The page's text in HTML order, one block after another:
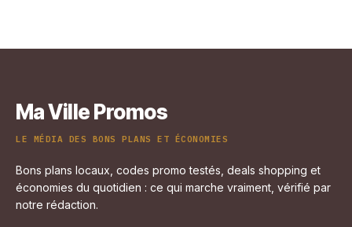
Ma Ville Promos
LE MÉDIA DES BONS PLANS ET ÉCONOMIES
Bons plans locaux, codes promo testés, deals shopping et
économies du quotidien : ce qui marche vraiment, vérifié par
notre rédaction.